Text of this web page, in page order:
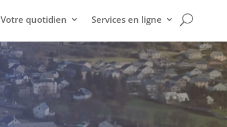
Votre quotidien Services en ligne